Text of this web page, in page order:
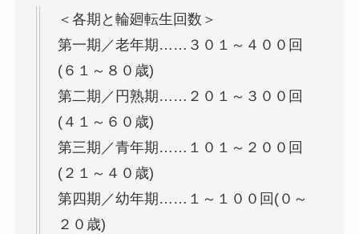
＜各期と輪廻転生回数＞
第一期／老年期……３０１～４００回
(６１～８０歳)
第二期／円熟期……２０１～３００回
(４１～６０歳)
第三期／青年期……１０１～２００回
(２１～４０歳)
第四期／幼年期……１～１００回(０～
２０歳)